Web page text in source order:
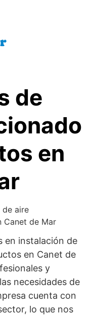
de
en
de aire
Canet de Mar
en instalación de
en Canet de
y
necesidades de
cuenta con
lo que nos